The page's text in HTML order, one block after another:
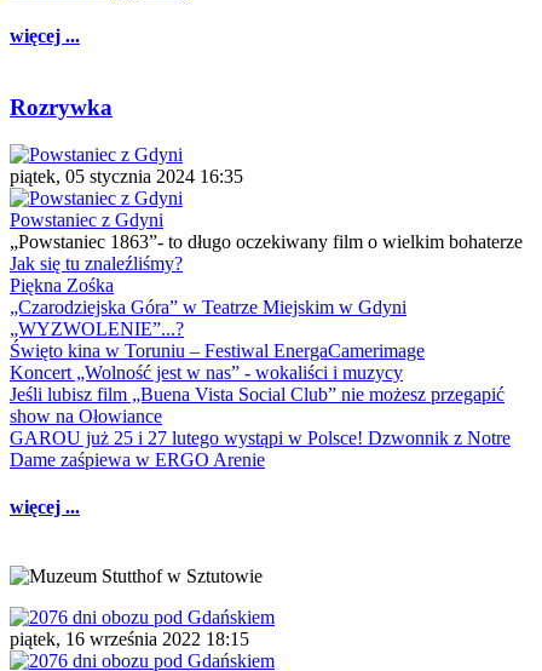
więcej ...
Rozrywka
piątek, 05 stycznia 2024 16:35
Powstaniec z Gdyni
„Powstaniec 1863”- to długo oczekiwany film o wielkim bohaterze
Jak się tu znaleźliśmy?
Piękna Zośka
„Czarodziejska Góra” w Teatrze Miejskim w Gdyni
„WYZWOLENIE”...?
Święto kina w Toruniu – Festiwal EnergaCamerimage
Koncert „Wolność jest w nas” - wokaliści i muzycy
Jeśli lubisz film „Buena Vista Social Club” nie możesz przegapić
show na Ołowiance
GAROU już 25 i 27 lutego wystąpi w Polsce! Dzwonnik z Notre
Dame zaśpiewa w ERGO Arenie
więcej ...
piątek, 16 września 2022 18:15